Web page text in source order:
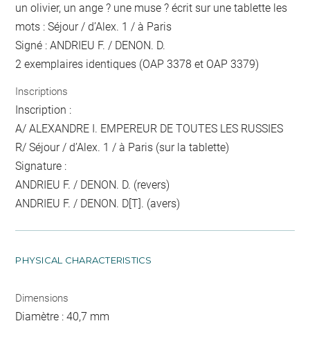
un olivier, un ange ? une muse ? écrit sur une tablette les
mots : Séjour / d’Alex. 1 / à Paris
Signé : ANDRIEU F. / DENON. D.
2 exemplaires identiques (OAP 3378 et OAP 3379)
Inscriptions
Inscription :
A/ ALEXANDRE I. EMPEREUR DE TOUTES LES RUSSIES
R/ Séjour / d’Alex. 1 / à Paris (sur la tablette)
Signature :
ANDRIEU F. / DENON. D. (revers)
ANDRIEU F. / DENON. D[T]. (avers)
PHYSICAL CHARACTERISTICS
Dimensions
Diamètre : 40,7 mm